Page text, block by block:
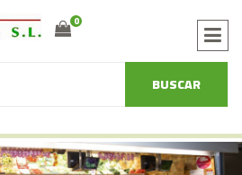
0
BUSCAR